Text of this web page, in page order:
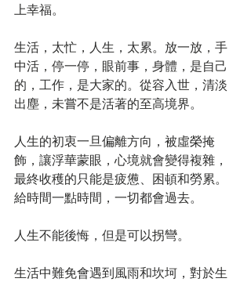
上幸福。
生活，太忙，人生，太累。放一放，手
中活，停一停，眼前事，身體，是自己
的，工作，是大家的。從容入世，清淡
出塵，未嘗不是活著的至高境界。
人生的初衷一旦偏離方向，被虛榮掩
飾，讓浮華蒙眼，心境就會變得複雜，
最終收穫的只能是疲憊、困頓和勞累。
給時間一點時間，一切都會過去。
人生不能後悔，但是可以拐彎。
生活中難免會遇到風雨和坎坷，對於生